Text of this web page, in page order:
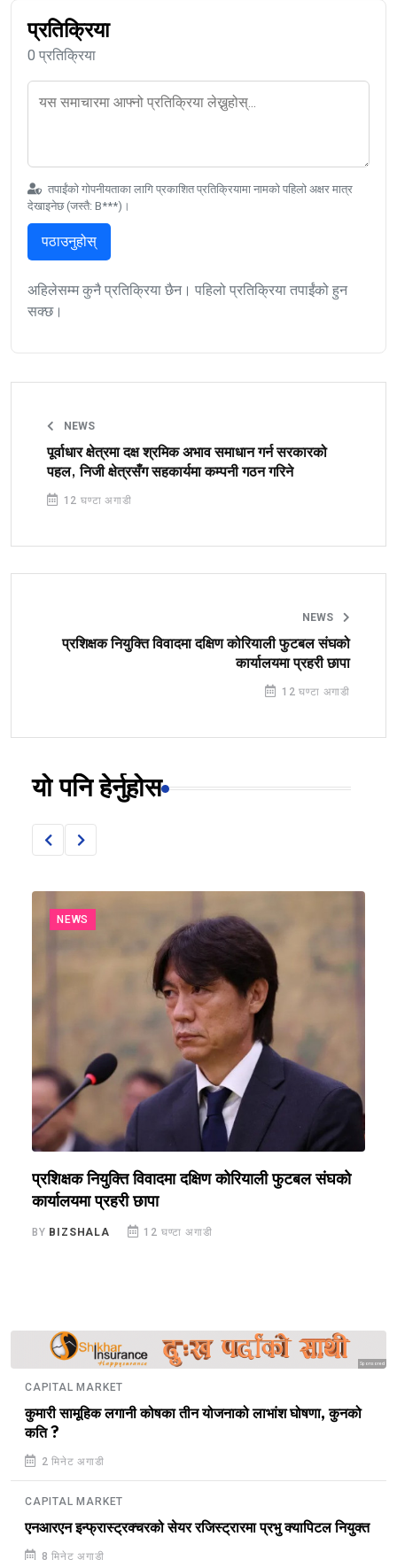
प्रतिक्रिया
0 प्रतिक्रिया
तपाईंको गोपनीयताका लागि प्रकाशित प्रतिक्रियामा नामको पहिलो अक्षर मात्र
देखाइनेछ (जस्तै: B***)।
पठाउनुहोस्
अहिलेसम्म कुनै प्रतिक्रिया छैन। पहिलो प्रतिक्रिया तपाईंको हुन
सक्छ।
NEWS
पूर्वाधार क्षेत्रमा दक्ष श्रमिक अभाव समाधान गर्न सरकारको
पहल, निजी क्षेत्रसँग सहकार्यमा कम्पनी गठन गरिने
12 घण्टा अगाडी
NEWS
प्रशिक्षक नियुक्ति विवादमा दक्षिण कोरियाली फुटबल संघको
कार्यालयमा प्रहरी छापा
12 घण्टा अगाडी
यो पनि हेर्नुहोस
NEWS
प्रशिक्षक नियुक्ति विवादमा दक्षिण कोरियाली फुटबल संघको
कार्यालयमा प्रहरी छापा
BY BIZSHALA 12 घण्टा अगाडी
Sponsored
CAPITAL MARKET
कुमारी सामूहिक लगानी कोषका तीन योजनाको लाभांश घोषणा, कुनको
कति ?
2 मिनेट अगाडी
CAPITAL MARKET
एनआरएन इन्फ्रास्ट्रक्चरको सेयर रजिस्ट्रारमा प्रभु क्यापिटल नियुक्त
8 मिनेट अगाडी